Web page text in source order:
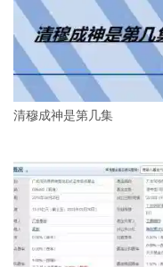
清穆成神是第几集